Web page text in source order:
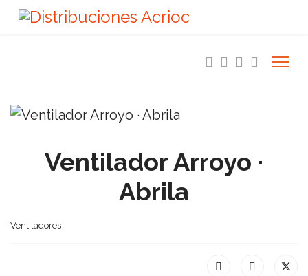
Ventilador Arroyo ·
Abrila
Ventiladores